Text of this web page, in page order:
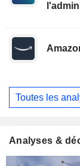
Toutes les
Analyses &